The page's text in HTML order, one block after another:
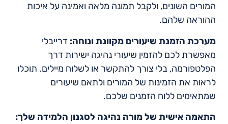
המורים השונים, ולקבל תמונה מלאה ואמינה על איכות
ההוראה שלהם.
מערכת הזמנת שיעורים מקוונת ונוחה: דרייבלי
מאפשרת לכם להזמין שיעורי נהיגה ישירות דרך
הפלטפורמה, בלי צורך להתקשר או לשלוח מיילים. תוכלו
לראות את הזמינות של המורים ולתאם שיעורים
שמתאימים ללוח הזמנים שלכם.
התאמה אישית של מורה נהיגה לסגנון הלמידה שלך: